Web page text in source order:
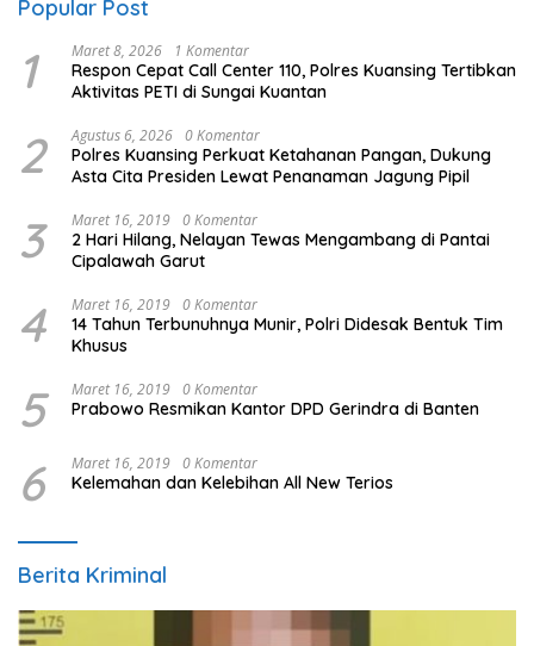
Popular Post
1 Maret 8, 2026 1 Komentar
Respon Cepat Call Center 110, Polres Kuansing Tertibkan
Aktivitas PETI di Sungai Kuantan
2 Agustus 6, 2026 0 Komentar
Polres Kuansing Perkuat Ketahanan Pangan, Dukung
Asta Cita Presiden Lewat Penanaman Jagung Pipil
3 Maret 16, 2019 0 Komentar
2 Hari Hilang, Nelayan Tewas Mengambang di Pantai
Cipalawah Garut
4 Maret 16, 2019 0 Komentar
14 Tahun Terbunuhnya Munir, Polri Didesak Bentuk Tim
Khusus
5 Maret 16, 2019 0 Komentar
Prabowo Resmikan Kantor DPD Gerindra di Banten
6 Maret 16, 2019 0 Komentar
Kelemahan dan Kelebihan All New Terios
Berita Kriminal